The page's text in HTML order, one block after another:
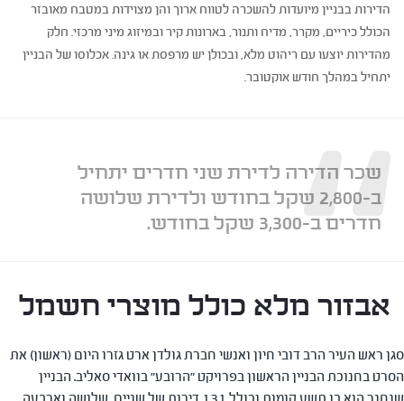
הדירות בבניין מיועדות להשכרה לטווח ארוך והן מצוידות במטבח מאובזר
הכולל כיריים, מקרר, מדיח ותנור, בארונות קיר ובמיזוג מיני מרכזי. חלק
מהדירות יוצעו עם ריהוט מלא, ובכולן יש מרפסת או גינה. אכלוסו של הבניין
יתחיל במהלך חודש אוקטובר.
שכר הדירה לדירת שני חדרים יתחיל
ב-2,800 שקל בחודש ולדירת שלושה
חדרים ב-3,300 שקל בחודש.
“
אבזור מלא כולל מוצרי חשמל
סגן ראש העיר הרב דובי חיון ואנשי חברת גולדן ארט גזרו היום (ראשון) את
הסרט בחנוכת הבניין הראשון בפרויקט "הרובע" בוואדי סאליב. הבניין